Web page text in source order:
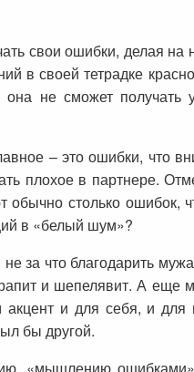
свои ошибки, делая
в своей тетрадке
не сможет получать
– это ошибки, что
плохое в партнере.
обычно столько
в «белый шум»?
за что благодарить
и шепелявит. А еще
и для себя, и
бы другой.
«мышлению